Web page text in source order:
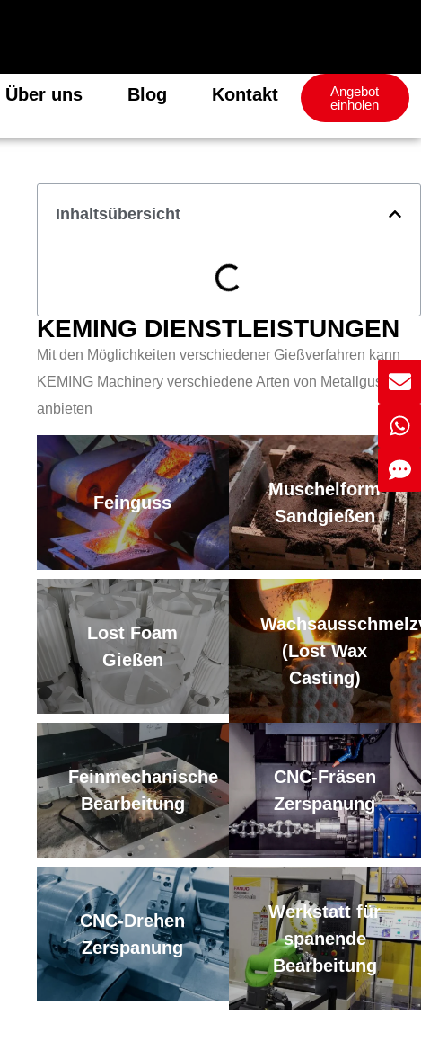
Über uns Blog Kontakt
Angebot
einholen
Inhaltsübersicht
KEMING DIENSTLEISTUNGEN
Mit den Möglichkeiten verschiedener Gießverfahren kann
KEMING Machinery verschiedene Arten von Metallguss
anbieten
Feinguss
Muschelform
Sandgießen
Lost Foam
Gießen
(Lost Wax
Casting)
Feinmechanische
Bearbeitung
CNC-Fräsen
Zerspanung
CNC-Drehen
Zerspanung
Werkstatt für
spanende
Bearbeitung